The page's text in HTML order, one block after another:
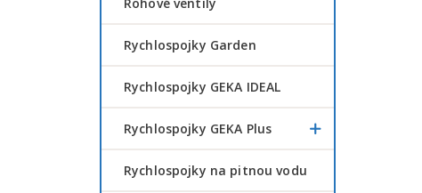
Rychlospojky Garden
Rychlospojky GEKA IDEAL
Rychlospojky GEKA Plus
Rychlospojky na pitnou vodu